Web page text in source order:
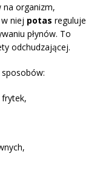
na organizm,
niej potas reguluje
płynów. To
odchudzającej.